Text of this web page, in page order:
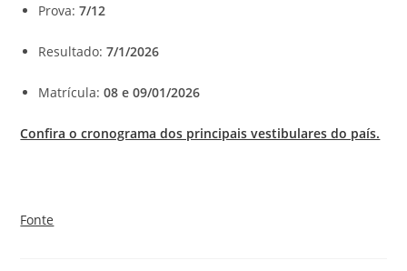
Prova:7/12
Resultado:7/1/2026
Matrícula:08 e 09/01/2026
Confira o cronograma dos principais vestibulares do país.
Fonte